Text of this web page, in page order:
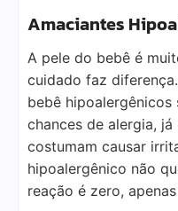
Amaciantes
A pele do bebê é
cuidado faz
bebê
chances de alergia,
costumam causar
hipoalergênico não
reação é zero,